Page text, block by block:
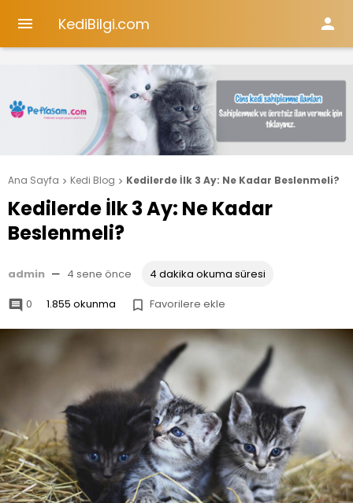
 KediBilgi.com 
Ana Sayfa  Kedi Blog  Kedilerde İlk 3 Ay: Ne Kadar Beslenmeli?
Kedilerde İlk 3 Ay: Ne Kadar
Beslenmeli?
admin — 4 sene önce 4 dakika okuma süresi
 0 1.855 okunma  Favorilere ekle